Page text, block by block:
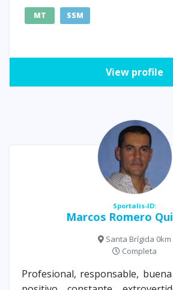
MT SSM
View profile
Sportalis-ID:
Marcos Romero
Santa Brígida 0km
Completa
Profesional, responsable,